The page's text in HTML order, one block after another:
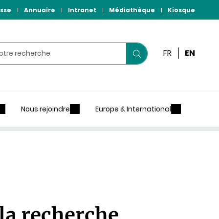
Annuaire Intranet Médiathèque Kiosque
Lancer
FR EN
Nous rejoindre Europe & International